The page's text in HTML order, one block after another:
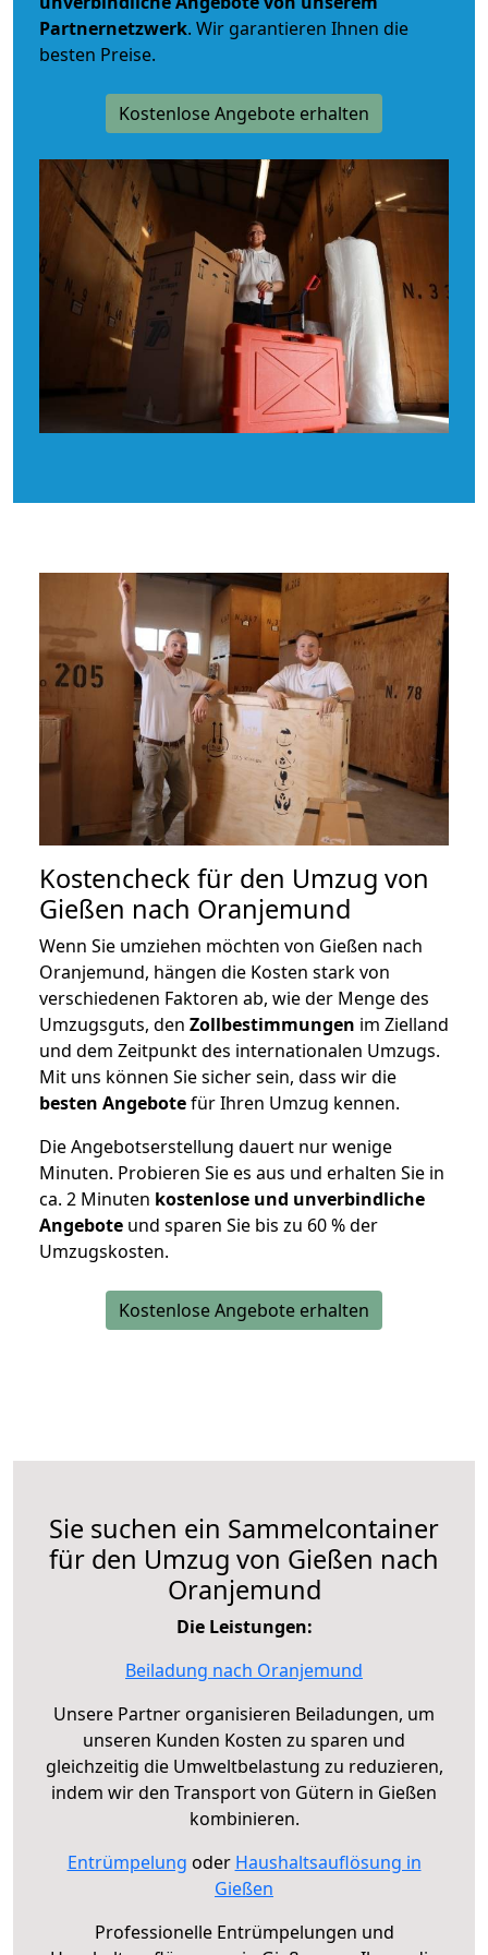
Partnernetzwerk. Wir garantieren Ihnen die
besten Preise.
Kostenlose Angebote erhalten
Kostencheck für den Umzug von
Gießen nach Oranjemund
Wenn Sie umziehen möchten von Gießen nach
Oranjemund, hängen die Kosten stark von
verschiedenen Faktoren ab, wie der Menge des
Umzugsguts, den Zollbestimmungen im Zielland
und dem Zeitpunkt des internationalen Umzugs.
Mit uns können Sie sicher sein, dass wir die
besten Angebotefür Ihren Umzug kennen.
Die Angebotserstellung dauert nur wenige
Minuten. Probieren Sie es aus und erhalten Sie in
ca. 2 Minuten kostenlose und unverbindliche
Angebote und sparen Sie bis zu 60 % der
Umzugskosten.
Kostenlose Angebote erhalten
Sie suchen ein Sammelcontainer
für den Umzug von Gießen nach
Oranjemund
Die Leistungen:
Beiladung nach Oranjemund
Unsere Partner organisieren Beiladungen, um
unseren Kunden Kosten zu sparen und
gleichzeitig die Umweltbelastung zu reduzieren,
indem wir den Transport von Gütern in Gießen
kombinieren.
Entrümpelung oder Haushaltsauflösung in
Gießen
Professionelle Entrümpelungen und